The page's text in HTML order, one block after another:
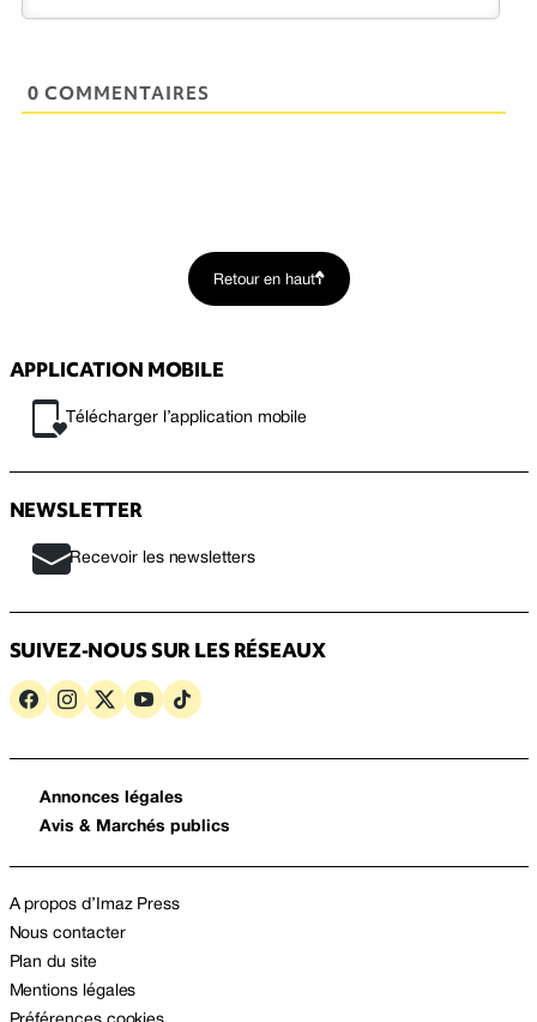
0 COMMENTAIRES
Retour en haut
APPLICATION MOBILE
Télécharger l’application mobile
NEWSLETTER
Recevoir les newsletters
SUIVEZ-NOUS SUR LES RÉSEAUX
Annonces légales
Avis & Marchés publics
A propos d’Imaz Press
Nous contacter
Plan du site
Mentions légales